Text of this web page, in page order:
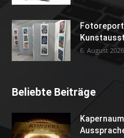
6. August 2026
Beliebte Beiträge